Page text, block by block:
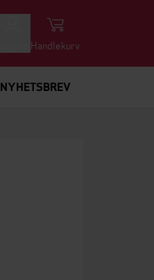
Handlekurv
NYHETSBREV